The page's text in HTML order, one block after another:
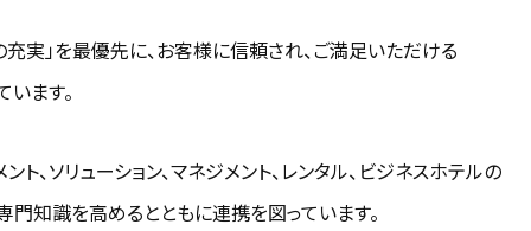
実」を最優先に、お客様に信頼され、ご満足いただける
ます。
ト、ソリューション、マネジメント、レンタル、ビジネスホテルの
門知識を高めるとともに連携を図っています。